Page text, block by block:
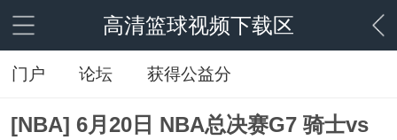
高清篮球视频下载区
门户 论坛 获得公益分
[NBA] 6月20日 NBA总决赛G7 骑士vs